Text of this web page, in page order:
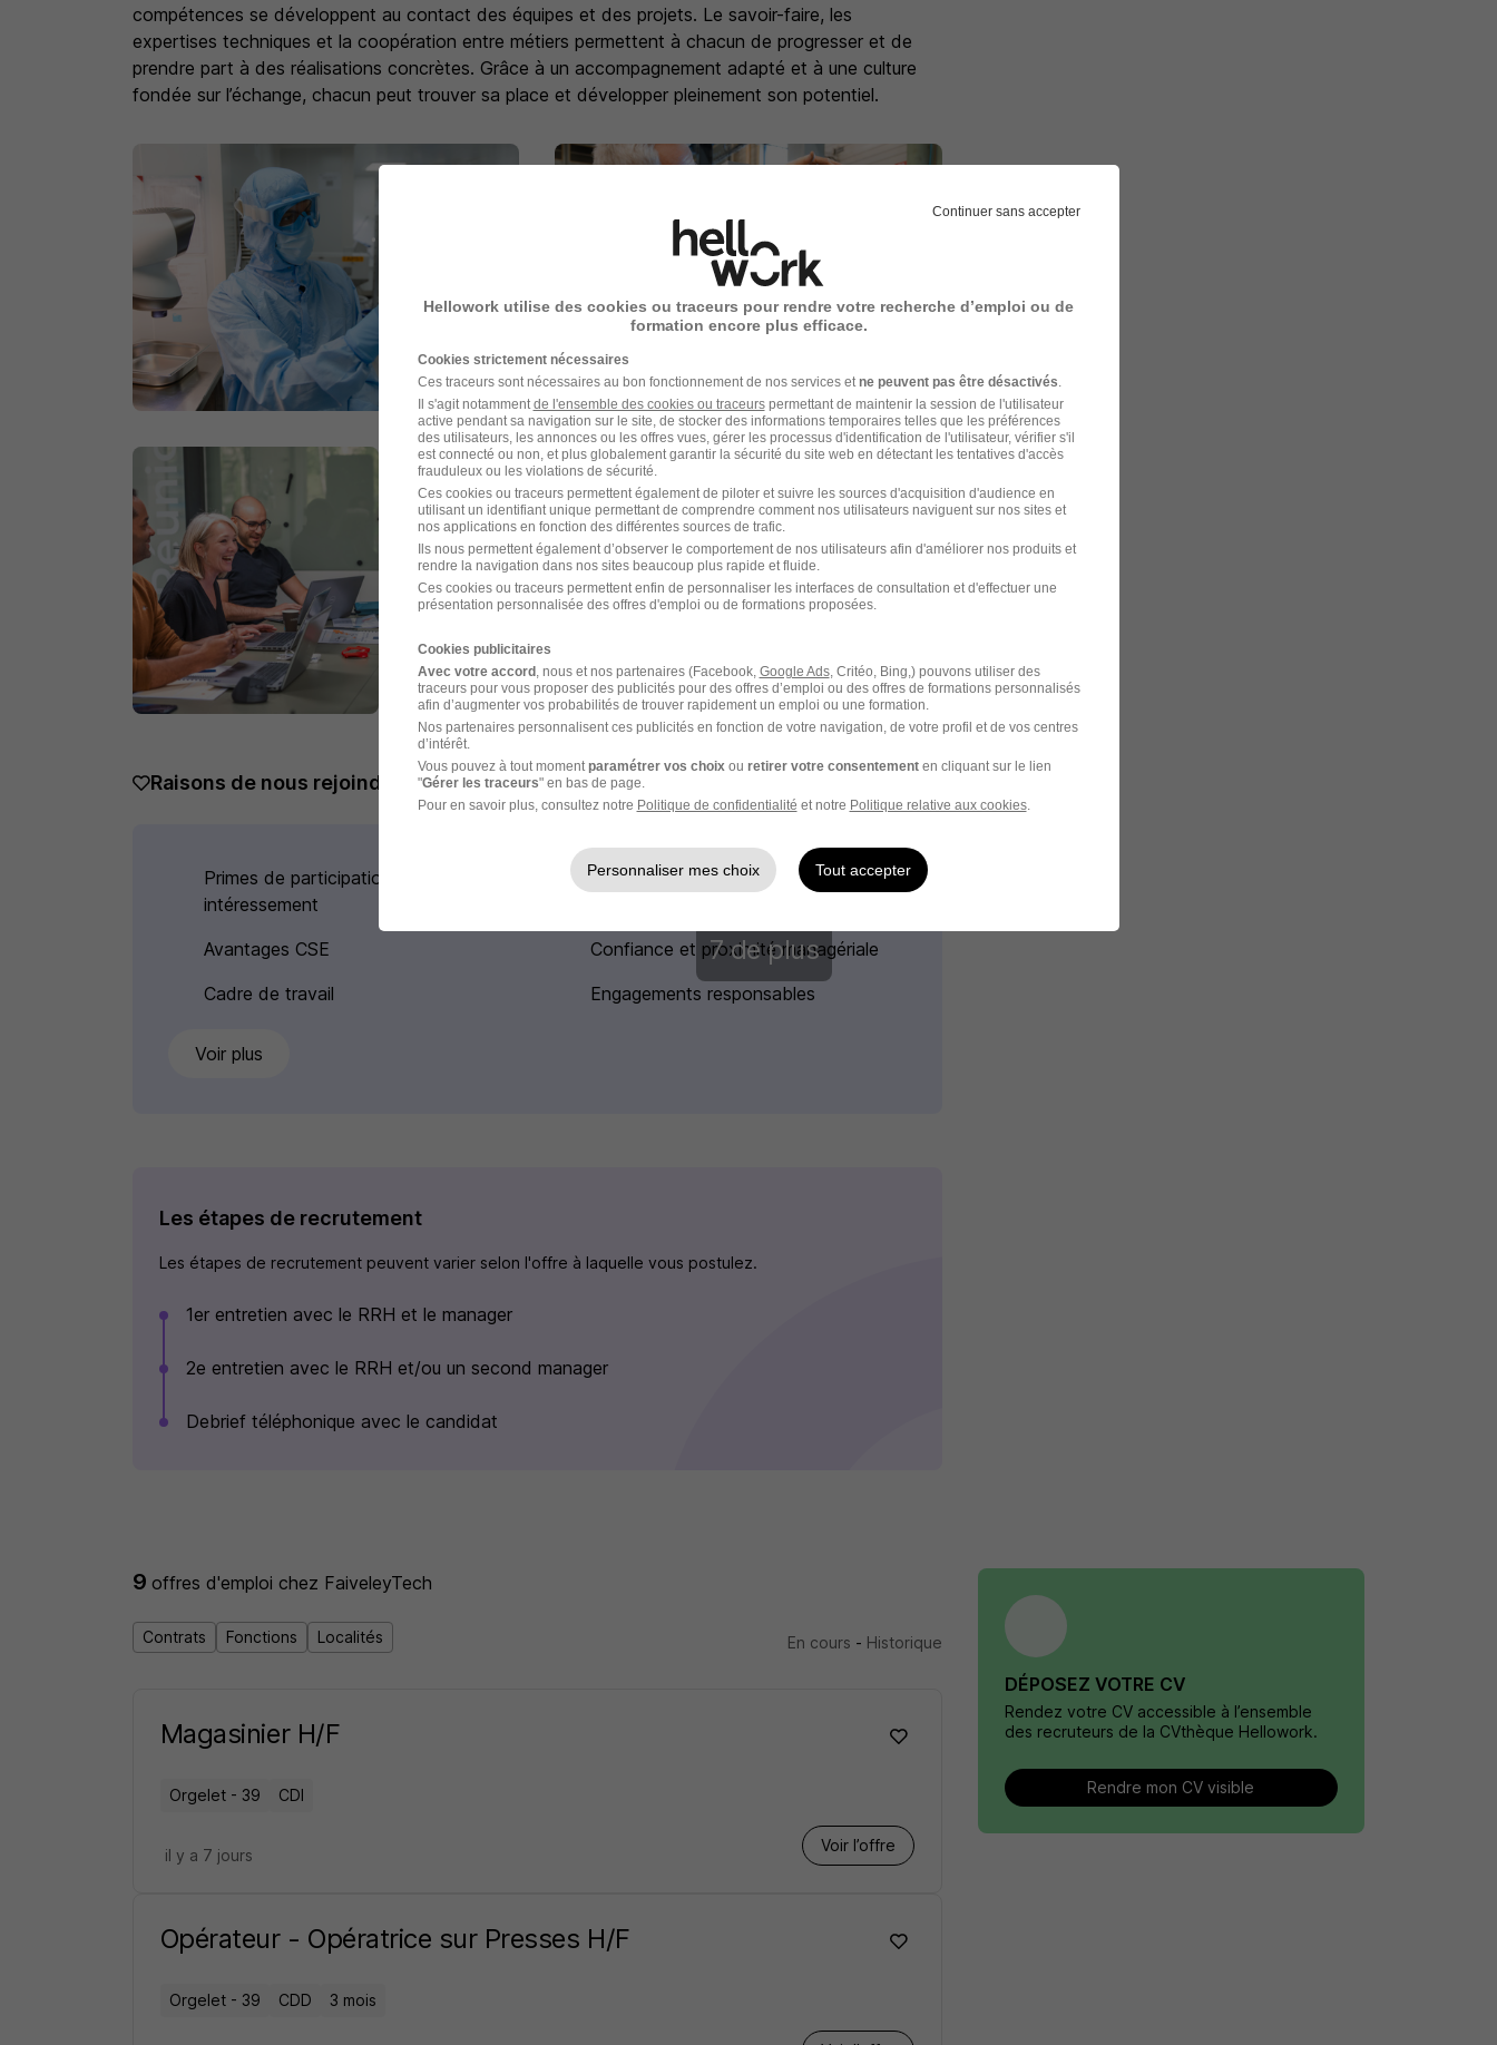
compétences se développent au contact des équipes et des projets. Le savoir-faire, les
expertises techniques et la coopération entre métiers permettent à chacun de progresser et de
prendre part à des réalisations concrètes. Grâce à un accompagnement adapté et à une culture
fondée sur l’échange, chacun peut trouver sa place et développer pleinement son potentiel.
7 de plus
Raisons de nous rejoindre
Primes de participation et
intéressement
Tickets restaurant
Avantages CSE
Confiance et proximité managériale
Cadre de travail
Engagements responsables
Voir plus
Les étapes de recrutement
Les étapes de recrutement peuvent varier selon l'offre à laquelle vous postulez.
1er entretien avec le RRH et le manager
2e entretien avec le RRH et/ou un second manager
Debrief téléphonique avec le candidat
9offres d'emploichez FaiveleyTech
Contrats Fonctions Localités En cours - Historique
Magasinier H/F
Orgelet - 39 CDI
Voir l’offre
il y a 7 jours
Opérateur - Opératrice sur Presses H/F
Orgelet - 39 CDD 3 mois
DÉPOSEZ VOTRE CV
Rendez votre CV accessible à l’ensemble
des recruteurs de la CVthèque Hellowork.
Rendre mon CV visible
Continuer sans accepter
Hellowork utilise des cookies ou traceurs pour rendre votre recherche d’emploi ou de
formation encore plus efficace.
Cookies strictement nécessaires
Ces traceurs sont nécessaires au bon fonctionnement de nos services et ne peuvent pas être désactivés
Il s'agit notamment de l'ensemble des cookies ou traceurspermettant de maintenir la session de l'utilisateur
active pendant sa navigation sur le site, de stocker des informations temporaires telles que les préférences
des utilisateurs, les annonces ou les offres vues, gérer les processus d'identification de l'utilisateur, vérifier s'il
est connecté ou non, et plus globalement garantir la sécurité du site web en détectant les tentatives d'accès
frauduleux ou les violations de sécurité.
Ces cookies ou traceurs permettent également de piloter et suivre les sources d'acquisition d'audience en
utilisant un identifiant unique permettant de comprendre comment nos utilisateurs naviguent sur nos sites et
nos applications en fonction des différentes sources de trafic.
Ils nous permettent également d’observer le comportement de nos utilisateurs afin d'améliorer nos produits et
rendre la navigation dans nos sites beaucoup plus rapide et fluide.
Ces cookies ou traceurs permettent enfin de personnaliser les interfaces de consultation et d'effectuer une
présentation personnalisée des offres d'emploi ou de formations proposées.
Cookies publicitaires
Avec votre accord, nous et nos partenaires (Facebook, Google Ads, Critéo, Bing,) pouvons utiliser des
traceurs pour vous proposer des publicités pour des offres d’emploi ou des offres de formations personnalisés
afin d’augmenter vos probabilités de trouver rapidement un emploi ou une formation.
Nos partenaires personnalisent ces publicités en fonction de votre navigation, de votre profil et de vos centres
d’intérêt.
Vous pouvez à tout moment paramétrer vos choix ou retirer votre consentementen cliquant sur le lien
"Gérer les traceurs" en bas de page.
Pour en savoir plus, consultez notre Politique de confidentialité et notre Politique relative aux cookies.
Personnaliser mes choix Tout accepter